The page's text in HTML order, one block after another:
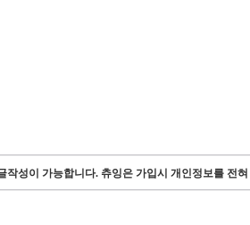
작성이 가능합니다. 츄잉은 가입시 개인정보를 전